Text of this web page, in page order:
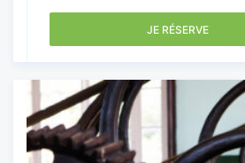
JE RÉSERVE